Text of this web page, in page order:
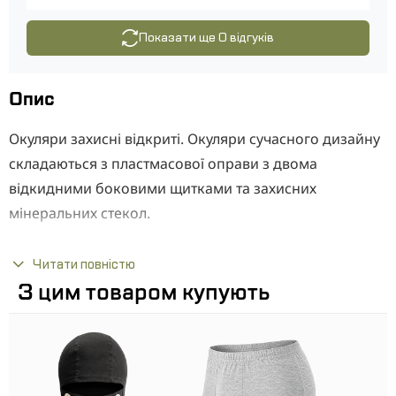
Показати ще 0 відгуків
Опис
Окуляри захисні відкриті. Окуляри сучасного дизайну
складаються з пластмасової оправи з двома
відкидними боковими щитками та захисних
мінеральних стекол.
і зручним використанням протягом усього робочого
дня. Зміцнене скло забезпечує високу ударну міцність
Окуляри рекомендовані до застосування:
шліфувальних,
Читати повністю
З цим товаром купують